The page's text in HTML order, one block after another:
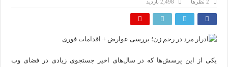
2 نظرها
2,498 بازدید
یکی از این پرسش‌ها که در سال‌های اخیر جستجوی زیادی در فضای وب